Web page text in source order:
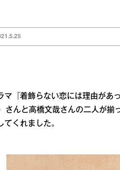
マ『着飾らない恋には理由があ
さんと高橋文哉さんの二人が
てくれました。